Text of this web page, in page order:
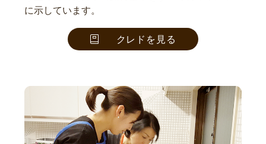
に示しています。
クレドを見る